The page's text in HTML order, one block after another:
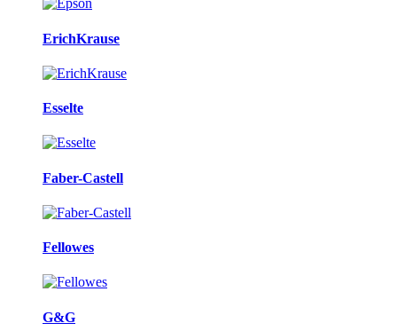
ErichKrause
Esselte
Faber-Castell
Fellowes
G&G